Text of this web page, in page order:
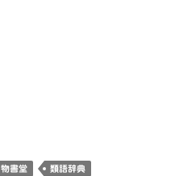
物書堂 類語辞典